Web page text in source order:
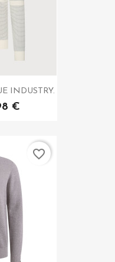
INDUSTRY.
€
favorite_border